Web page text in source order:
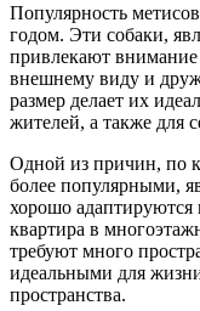
Популярность
годом. Эти собаки,
привлекают внимание
внешнему виду и
размер делает их
жителей, а также для
Одной из причин, по
более популярными,
хорошо
квартира в
требуют много
идеальными для
пространства.